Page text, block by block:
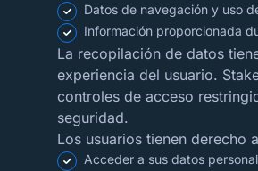
Datos de navegación y uso
Información proporcionada
La recopilación de datos
experiencia del usuario.
controles de acceso
seguridad.
Los usuarios tienen derecho
Acceder a sus datos